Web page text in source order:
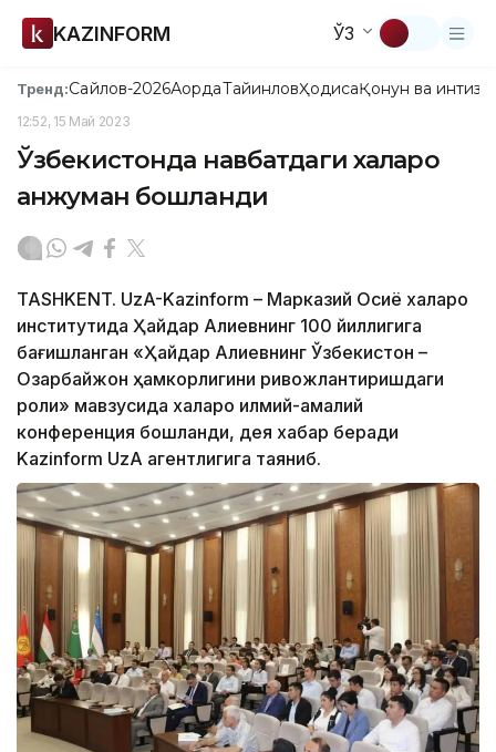
KAZINFORM ЎЗ
Тренд:Сайлов-2026АқордаТайинловҲодисаҚонун ва
12:52, 15 Май 2023
Ўзбекистонда навбатдаги халқаро
анжуман бошланди
TASHKENT. UzA-Kazinform – Марказий Осиё халқаро
институтида Ҳайдар Алиевнинг 100 йиллигига
бағишланган «Ҳайдар Алиевнинг Ўзбекистон –
Озарбайжон ҳамкорлигини ривожлантиришдаги
роли» мавзусида халқаро илмий-амалий
конференция бошланди, дея хабар беради
Kazinform UzA агентлигига таяниб.